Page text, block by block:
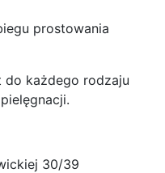
prostowania
do każdego rodzaju
30/39